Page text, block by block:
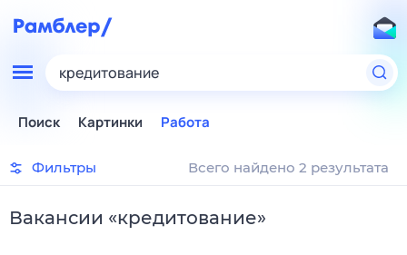
кредитование
Поиск Картинки Работа
Фильтры Всего найдено 2 результата
Вакансии «кредитование»